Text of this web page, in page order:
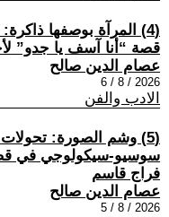
(4) المرآة بوصفها
قصة “أنا آسف يا جدو”
عصام الدين صالح
2026 / 8 / 6
الادب والفن
(5) وشم الصورة:
سوسيو-سيكولوجي في
فراج قاسم
عصام الدين صالح
2026 / 8 / 5